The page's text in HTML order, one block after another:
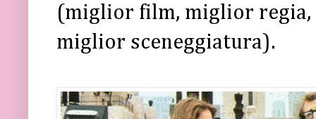
(miglior film, miglior
miglior sceneggiatura).